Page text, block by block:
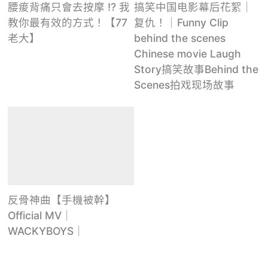
腰痠背痛只會去按摩 !? 我
教你最有效的方式！【77
老大】
搞笑中国电影幕后花絮｜
复仇！｜Funny Clip
behind the scenes
Chinese movie Laugh
Story搞笑故事Behind the
Scenes拍戏现场故事
反骨神曲【手機被幹】
Official MV｜
WACKYBOYS｜